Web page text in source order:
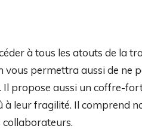
à tous les atouts de la
vous permettra aussi de ne
propose aussi un coffre-
leur fragilité. Il comprend
collaborateurs.